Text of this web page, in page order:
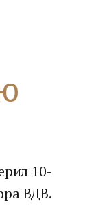
10-
ВДВ.